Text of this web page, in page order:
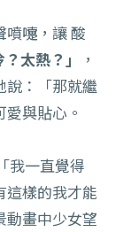
噴嚏，讓 酸
？太熱？」
，
說：「那就繼
與貼心。
我一直覺得
這樣的我才能
動畫中少女望